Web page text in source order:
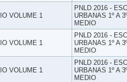
VOLUME 1
PNLD 2016 -
URBANAS 1º A
MEDIO
VOLUME 1
PNLD 2016 -
URBANAS 1º A
MEDIO
VOLUME 1
PNLD 2016 -
URBANAS 1º A
MEDIO